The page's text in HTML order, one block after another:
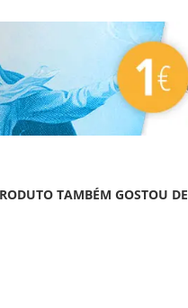
TAMBÉM GOSTOU DE